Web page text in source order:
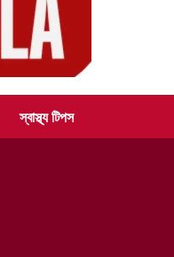
স্বাস্থ্য টিপস